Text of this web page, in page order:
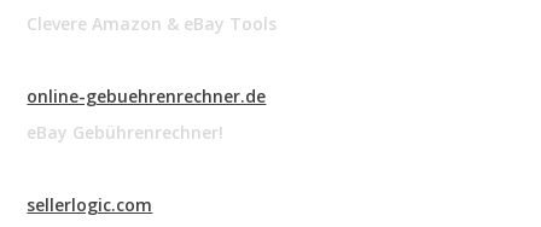
Clevere Amazon & eBay Tools
online-gebuehrenrechner.de
eBay Gebührenrechner!
sellerlogic.com